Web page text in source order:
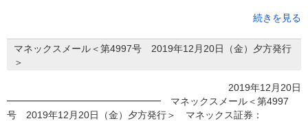
続きを見る
マネックスメール＜第4997号 2019年12月20日（金）夕方発行
＞
2019年12月20日
━━━━━━━━━━━━━━━━ マネックスメール＜第4997
号 2019年12月20日（金）夕方発行＞ マネックス証券：